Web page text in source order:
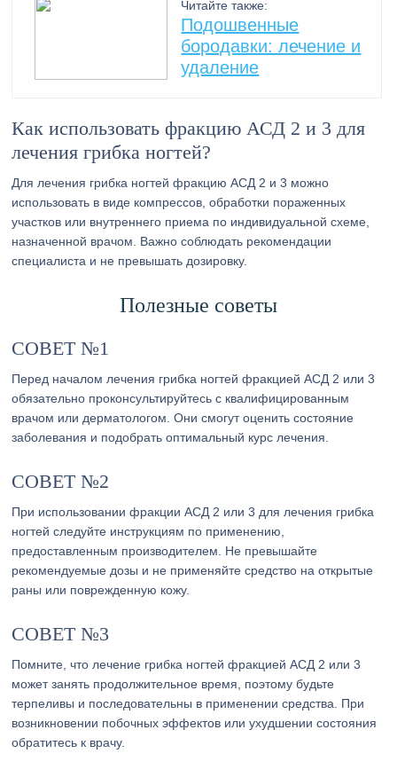
Читайте также:
Подошвенные
бородавки: лечение и
удаление
Как использовать фракцию АСД 2 и 3 для
лечения грибка ногтей?
Для лечения грибка ногтей фракцию АСД 2 и 3 можно
использовать в виде компрессов, обработки пораженных
участков или внутреннего приема по индивидуальной схеме,
назначенной врачом. Важно соблюдать рекомендации
специалиста и не превышать дозировку.
Полезные советы
СОВЕТ №1
Перед началом лечения грибка ногтей фракцией АСД 2 или 3
обязательно проконсультируйтесь с квалифицированным
врачом или дерматологом. Они смогут оценить состояние
заболевания и подобрать оптимальный курс лечения.
СОВЕТ №2
При использовании фракции АСД 2 или 3 для лечения грибка
ногтей следуйте инструкциям по применению,
предоставленным производителем. Не превышайте
рекомендуемые дозы и не применяйте средство на открытые
раны или поврежденную кожу.
СОВЕТ №3
Помните, что лечение грибка ногтей фракцией АСД 2 или 3
может занять продолжительное время, поэтому будьте
терпеливы и последовательны в применении средства. При
возникновении побочных эффектов или ухудшении состояния
обратитесь к врачу.